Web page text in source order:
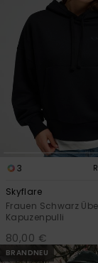
3
Skyflare
Frauen Schwarz
Kapuzenpulli
80,00 €
BRANDNEU